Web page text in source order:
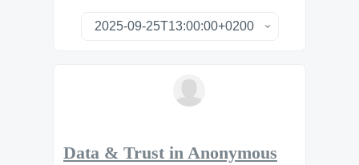
Data & Trust in Anonymous